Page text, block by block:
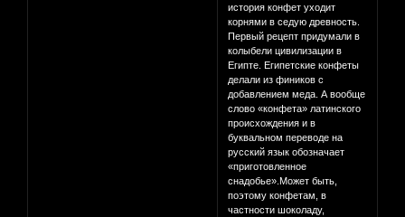
история конфет уходит
корнями в седую древность.
Первый рецепт придумали в
колыбели цивилизации в
Египте. Египетские конфеты
делали из фиников с
добавлением меда. А вообще
слово «конфета» латинского
происхождения и в
буквальном переводе на
русский язык обозначает
«приготовленное
снадобье».Может быть,
поэтому конфетам, в
частности шоколаду,